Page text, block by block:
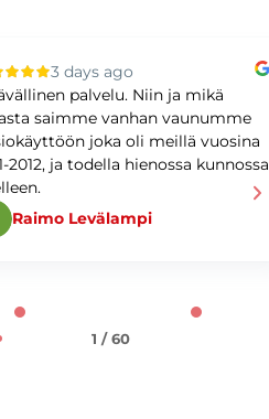
3 days ago
palvelu. Niin ja mikä
saimme vanhan vaunumme
joka oli meillä vuosina
2012, ja todella hienossa kunnossa
Raimo Levälampi
1 / 60